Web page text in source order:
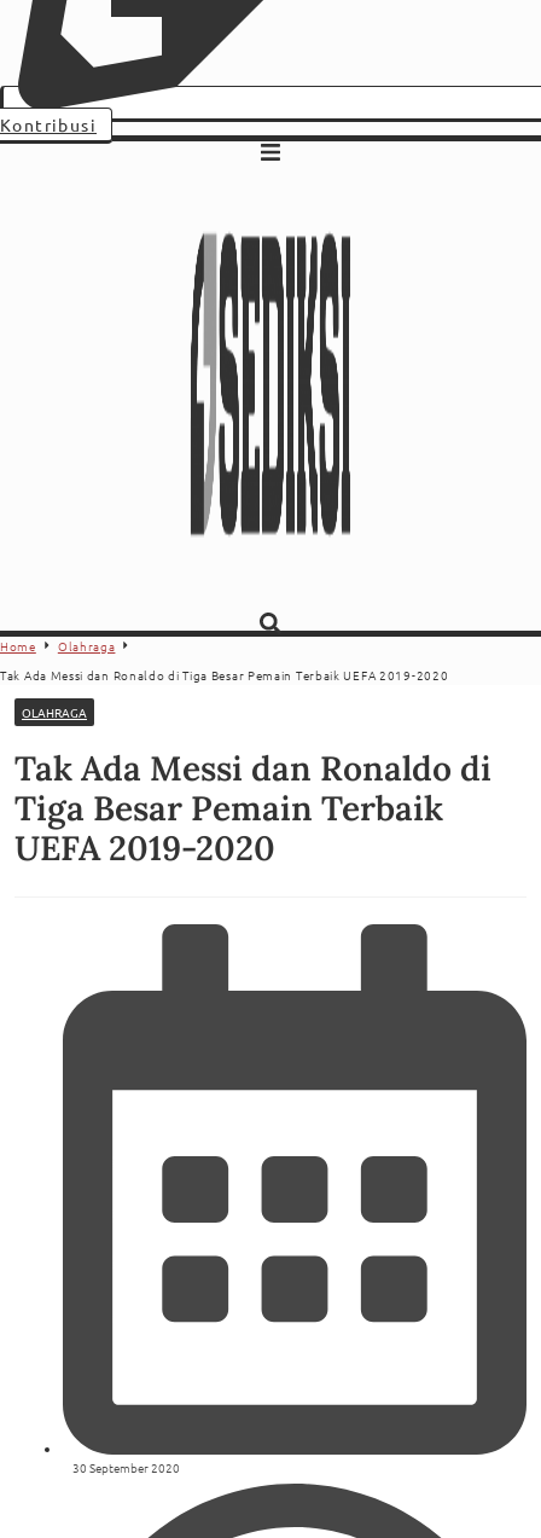
Kontribusi
Home
Olahraga
Tak Ada Messi dan Ronaldo di Tiga Besar Pemain Terbaik UEFA 2019-2020
OLAHRAGA
Tak Ada Messi dan Ronaldo di
Tiga Besar Pemain Terbaik
UEFA 2019-2020
30 September 2020